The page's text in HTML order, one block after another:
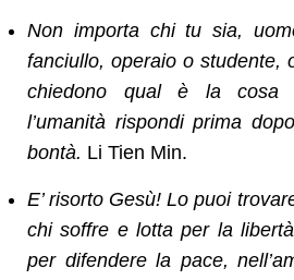
Non importa chi tu sia,
fanciullo, operaio o studente,
chiedono qual è la cosa
l’umanità rispondi prima
bontà. Li Tien Min.
E’ risorto Gesù! Lo puoi
chi soffre e lotta per la
per difendere la pace,